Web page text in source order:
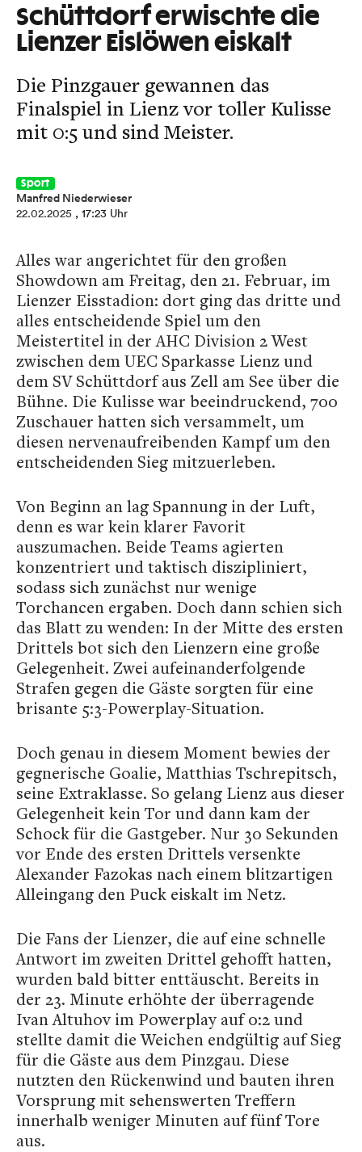
Schüttdorf erwischte die
Lienzer Eislöwen eiskalt
Die Pinzgauer gewannen das
Finalspiel in Lienz vor toller Kulisse
mit 0:5 und sind Meister.
Sport
Manfred Niederwieser
22.02.2025 , 17:23 Uhr
Alles war angerichtet für den großen
Showdown am Freitag, den 21. Februar, im
Lienzer Eisstadion: dort ging das dritte und
alles entscheidende Spiel um den
Meistertitel in der AHC Division 2 West
zwischen dem UEC Sparkasse Lienz und
dem SV Schüttdorf aus Zell am See über die
Bühne. Die Kulisse war beeindruckend, 700
Zuschauer hatten sich versammelt, um
diesen nervenaufreibenden Kampf um den
entscheidenden Sieg mitzuerleben.
Von Beginn an lag Spannung in der Luft,
denn es war kein klarer Favorit
auszumachen. Beide Teams agierten
konzentriert und taktisch diszipliniert,
sodass sich zunächst nur wenige
Torchancen ergaben. Doch dann schien sich
das Blatt zu wenden: In der Mitte des ersten
Drittels bot sich den Lienzern eine große
Gelegenheit. Zwei aufeinanderfolgende
Strafen gegen die Gäste sorgten für eine
brisante 5:3-Powerplay-Situation.
Doch genau in diesem Moment bewies der
gegnerische Goalie, Matthias Tschrepitsch,
seine Extraklasse. So gelang Lienz aus dieser
Gelegenheit kein Tor und dann kam der
Schock für die Gastgeber. Nur 30 Sekunden
vor Ende des ersten Drittels versenkte
Alexander Fazokas nach einem blitzartigen
Alleingang den Puck eiskalt im Netz.
Die Fans der Lienzer, die auf eine schnelle
Antwort im zweiten Drittel gehofft hatten,
wurden bald bitter enttäuscht. Bereits in
der 23. Minute erhöhte der überragende
Ivan Altuhov im Powerplay auf 0:2 und
stellte damit die Weichen endgültig auf Sieg
für die Gäste aus dem Pinzgau. Diese
nutzten den Rückenwind und bauten ihren
Vorsprung mit sehenswerten Treffern
innerhalb weniger Minuten auf fünf Tore
aus.